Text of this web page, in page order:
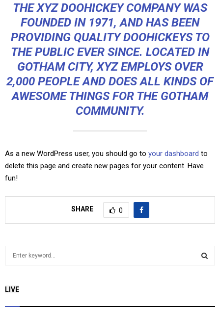
THE XYZ DOOHICKEY COMPANY WAS
FOUNDED IN 1971, AND HAS BEEN
PROVIDING QUALITY DOOHICKEYS TO
THE PUBLIC EVER SINCE. LOCATED IN
GOTHAM CITY, XYZ EMPLOYS OVER
2,000 PEOPLE AND DOES ALL KINDS OF
AWESOME THINGS FOR THE GOTHAM
COMMUNITY.
As a new WordPress user, you should go to your dashboard to
delete this page and create new pages for your content. Have
fun!
SHARE 0
c
LIVE